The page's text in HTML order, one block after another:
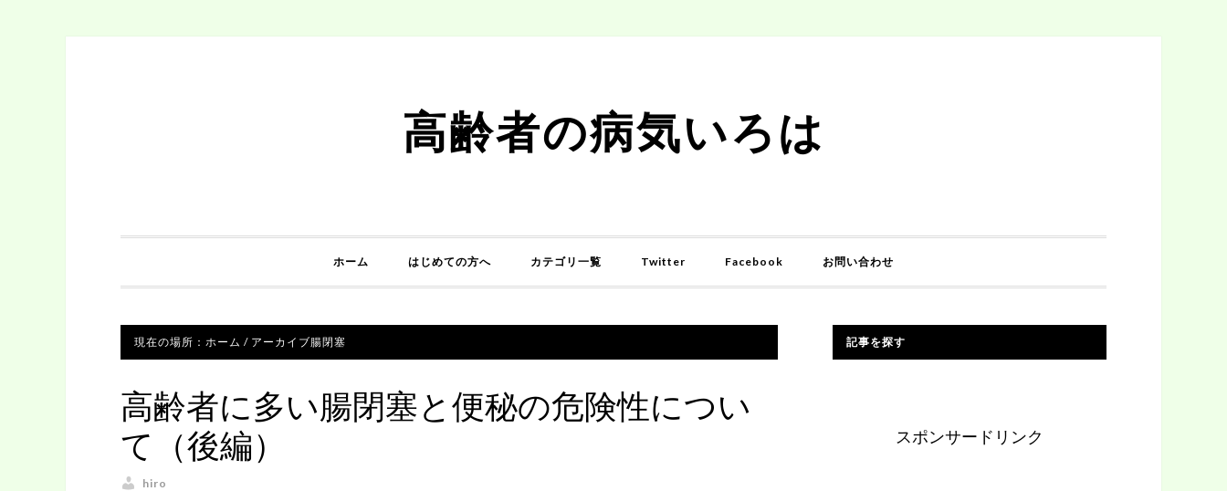
高齢者の病気いろは
ホーム はじめての方へ カテゴリ一覧 Twitter Facebook お問い合わせ
現在の場所： ホーム / アーカイブ腸閉塞
高齢者に多い腸閉塞と便秘の危険性につい
て（後編）
hiro
記事を探す
スポンサードリンク